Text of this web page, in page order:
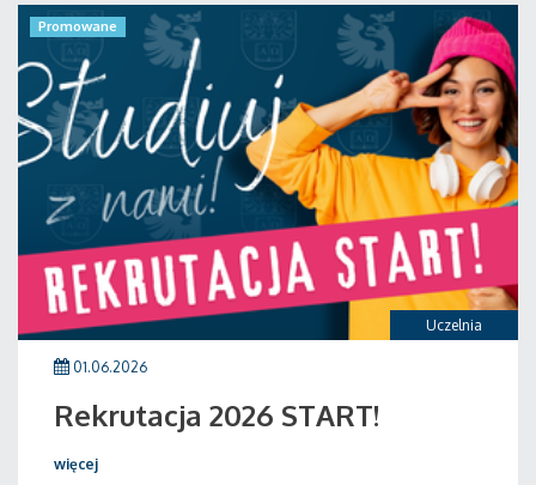
Uczelnia
Promowane
01.06.2026
Rekrutacja 2026 START!
więcej